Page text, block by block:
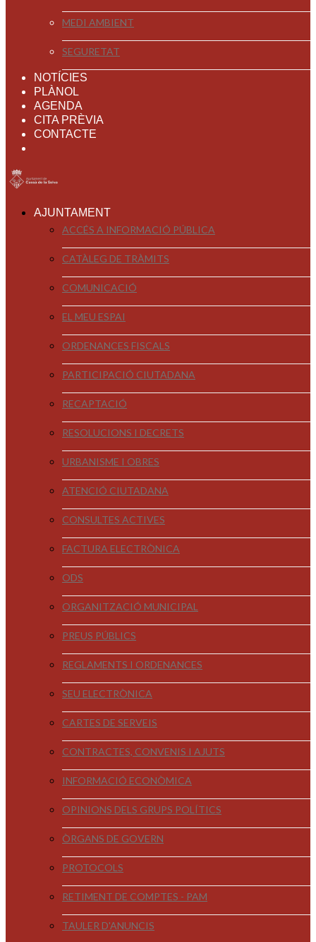
MEDI AMBIENT
SEGURETAT
NOTÍCIES
PLÀNOL
AGENDA
CITA PRÈVIA
CONTACTE
AJUNTAMENT
ACCÉS A INFORMACIÓ PÚBLICA
CATÀLEG DE TRÀMITS
COMUNICACIÓ
EL MEU ESPAI
ORDENANCES FISCALS
PARTICIPACIÓ CIUTADANA
RECAPTACIÓ
RESOLUCIONS I DECRETS
URBANISME I OBRES
ATENCIÓ CIUTADANA
CONSULTES ACTIVES
FACTURA ELECTRÒNICA
ODS
ORGANITZACIÓ MUNICIPAL
PREUS PÚBLICS
REGLAMENTS I ORDENANCES
SEU ELECTRÒNICA
CARTES DE SERVEIS
CONTRACTES, CONVENIS I AJUTS
INFORMACIÓ ECONÒMICA
OPINIONS DELS GRUPS POLÍTICS
ÒRGANS DE GOVERN
PROTOCOLS
RETIMENT DE COMPTES - PAM
TAULER D'ANUNCIS